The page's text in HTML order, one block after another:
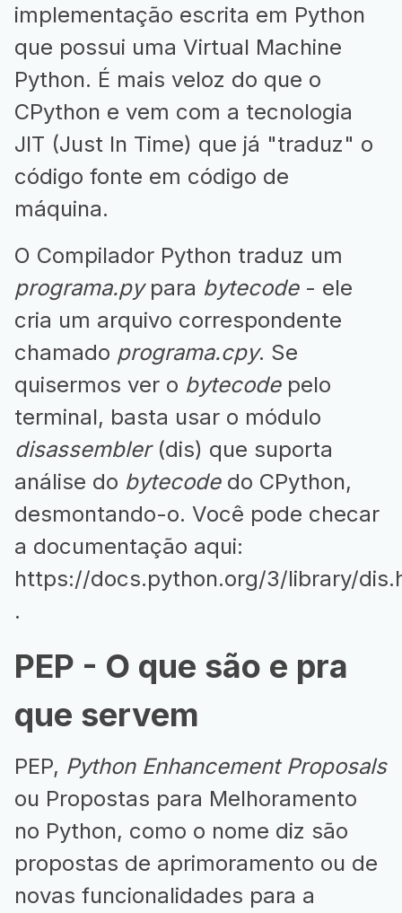
implementação escrita em Python
que possui uma Virtual Machine
Python. É mais veloz do que o
CPython e vem com a tecnologia
JIT (Just In Time) que já "traduz" o
código fonte em código de
máquina.
O Compilador Python traduz um
programa.pypara bytecode- ele
cria um arquivo correspondente
chamado programa.cpy. Se
quisermos ver o bytecodepelo
terminal, basta usar o módulo
disassembler(dis) que suporta
análise do bytecodedo CPython,
desmontando-o. Você pode checar
a documentação aqui:
https://docs.python.org/3/library/
.
PEP - O que são e pra
que servem
PEP, Python Enhancement Proposals
ou Propostas para Melhoramento
no Python, como o nome diz são
propostas de aprimoramento ou de
novas funcionalidades para a